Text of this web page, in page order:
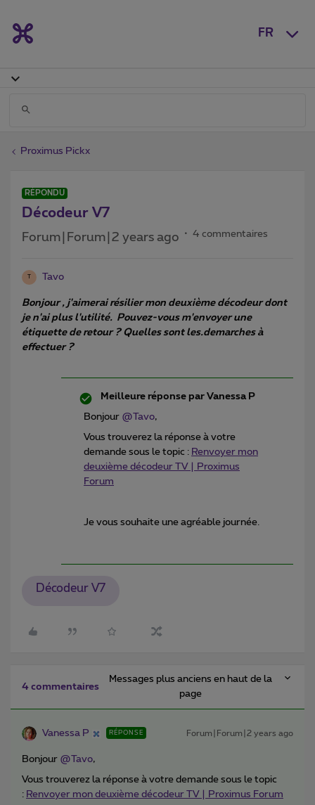
FR
Proximus Pickx
RÉPONDU
Décodeur V7
Forum|Forum|2 years ago 4 commentaires
Tavo
Bonjour , j'aimerai résilier mon deuxième décodeur dont
je n'ai plus l'utilité. Pouvez-vous m'envoyer une
étiquette de retour ? Quelles sont les.demarches à
effectuer ?
Meilleure réponse par Vanessa P
Bonjour @Tavo,
Vous trouverez la réponse à votre
demande sous le topic : Renvoyer mon
deuxième décodeur TV | Proximus
Forum
Je vous souhaite une agréable journée.
Décodeur V7
4 commentaires
Messages plus anciens en haut de la
page
Vanessa P RÉPONSE Forum|Forum|2 years ago
Bonjour @Tavo,
Vous trouverez la réponse à votre demande sous le topic
: Renvoyer mon deuxième décodeur TV | Proximus Forum